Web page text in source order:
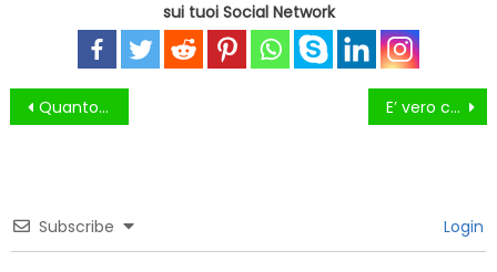
sui tuoi Social Network
Navigazione
Quanto dura l’infatuazione? E’ vero che i maschi dei cavallucci marini portano avanti la gravidanza e partoriscono?
Subscribe Login